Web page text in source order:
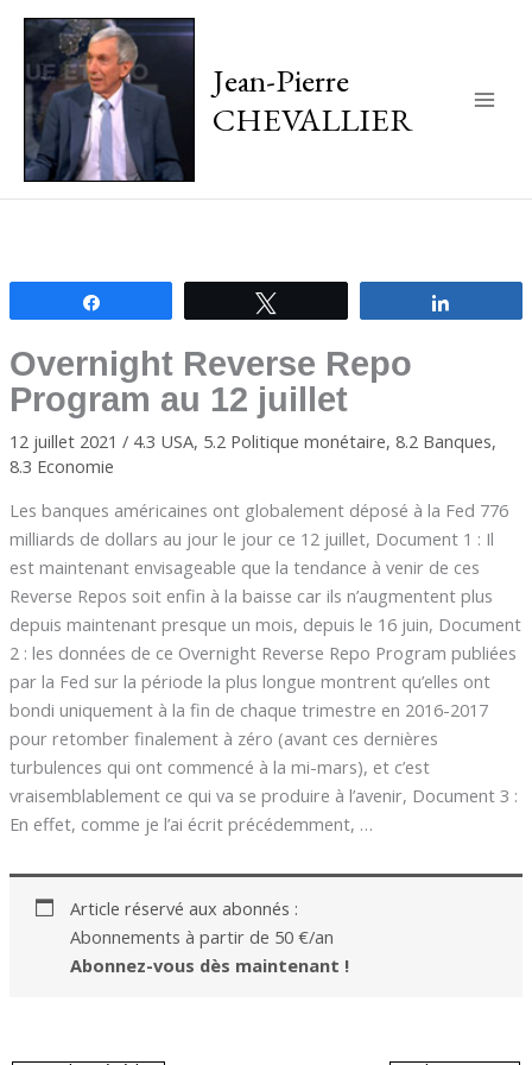
Jean-Pierre
CHEVALLIER
Overnight Reverse Repo
Program au 12 juillet
12 juillet 2021 / 4.3 USA, 5.2 Politique monétaire, 8.2 Banques,
8.3 Economie
Les banques américaines ont globalement déposé à la Fed 776
milliards de dollars au jour le jour ce 12 juillet, Document 1 : Il
est maintenant envisageable que la tendance à venir de ces
Reverse Repos soit enfin à la baisse car ils n’augmentent plus
depuis maintenant presque un mois, depuis le 16 juin, Document
2 : les données de ce Overnight Reverse Repo Program publiées
par la Fed sur la période la plus longue montrent qu’elles ont
bondi uniquement à la fin de chaque trimestre en 2016-2017
pour retomber finalement à zéro (avant ces dernières
turbulences qui ont commencé à la mi-mars), et c’est
vraisemblablement ce qui va se produire à l’avenir, Document 3 :
En effet, comme je l’ai écrit précédemment, …
Article réservé aux abonnés :
Abonnements à partir de 50 €/an
Abonnez-vous dès maintenant !